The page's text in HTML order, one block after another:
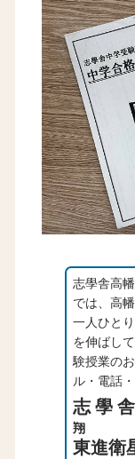
志學舎高
では、高
一人ひと
を伸ばし
験授業の
ル・電話・
志 學
翔
東進衛